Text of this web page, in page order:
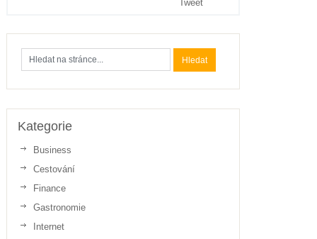
Tweet
Kategorie
Business
Cestování
Finance
Gastronomie
Internet